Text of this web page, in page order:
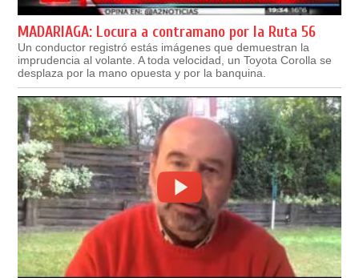
MADARIAGA: Locura a contramano por la Ruta 56
Un conductor registró estás imágenes que demuestran la
imprudencia al volante. A toda velocidad, un Toyota Corolla se
desplaza por la mano opuesta y por la banquina.